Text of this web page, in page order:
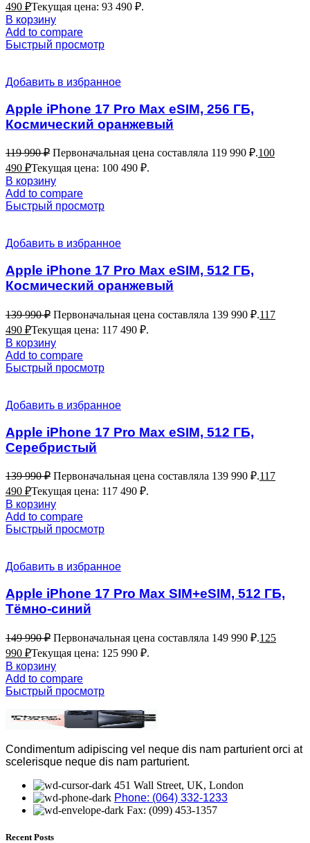
490 ₽Текущая цена: 93 490 ₽.
В корзину
Add to compare
Быстрый просмотр
Добавить в избранное
Apple iPhone 17 Pro Max eSIM, 256 ГБ,
Космический оранжевый
119 990₽ Первоначальная цена составляла 119 990 ₽.100
490 ₽Текущая цена: 100 490 ₽.
В корзину
Add to compare
Быстрый просмотр
Добавить в избранное
Apple iPhone 17 Pro Max eSIM, 512 ГБ,
Космический оранжевый
139 990₽ Первоначальная цена составляла 139 990 ₽.117
490 ₽Текущая цена: 117 490 ₽.
В корзину
Add to compare
Быстрый просмотр
Добавить в избранное
Apple iPhone 17 Pro Max eSIM, 512 ГБ,
Серебристый
139 990₽ Первоначальная цена составляла 139 990 ₽.117
490 ₽Текущая цена: 117 490 ₽.
В корзину
Add to compare
Быстрый просмотр
Добавить в избранное
Apple iPhone 17 Pro Max SIM+eSIM, 512 ГБ,
Тёмно-синий
149 990₽ Первоначальная цена составляла 149 990 ₽.125
990 ₽Текущая цена: 125 990 ₽.
В корзину
Add to compare
Быстрый просмотр
Condimentum adipiscing vel neque dis nam parturient orci at
scelerisque neque dis nam parturient.
451 Wall Street, UK, London
Phone: (064) 332-1233
Fax: (099) 453-1357
Recent Posts